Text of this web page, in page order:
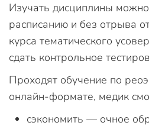
Изучать дисциплины
расписанию и без отрыва
курса тематического
сдать контрольное
Проходят обучение по
онлайн-формате, медик
сэкономить — очное